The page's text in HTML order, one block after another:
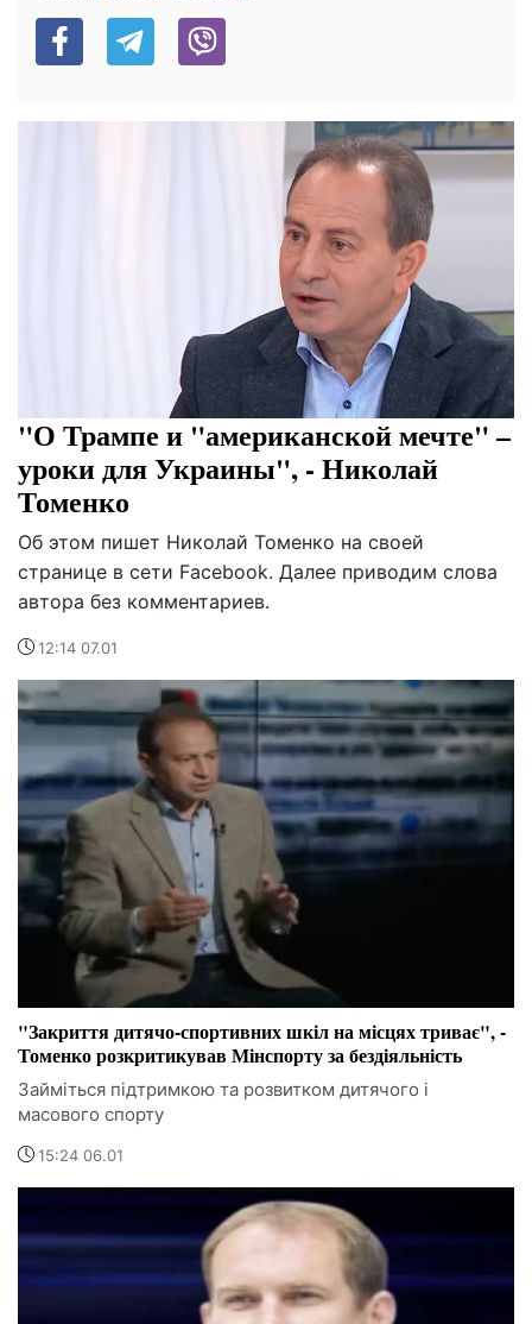
"О Трампе и "американской мечте" –
уроки для Украины", - Николай
Томенко
Об этом пишет Николай Томенко на своей
странице в сети Facebook. Далее приводим слова
автора без комментариев.
12:14 07.01
"Закриття дитячо-спортивних шкіл на місцях триває", -
Томенко розкритикував Мінспорту за бездіяльність
Займіться підтримкою та розвитком дитячого і
масового спорту
15:24 06.01